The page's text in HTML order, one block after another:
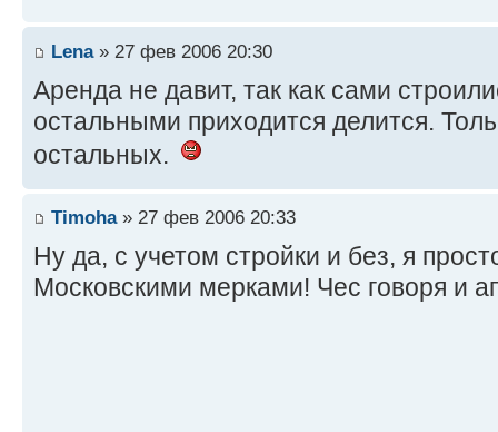
Lena» 27 фев 2006 20:30
Аренда не давит, так как сами
остальными приходится делится.
остальных.
Timoha» 27 фев 2006 20:33
Ну да, с учетом стройки и без, я
Московскими мерками! Чес говоря и